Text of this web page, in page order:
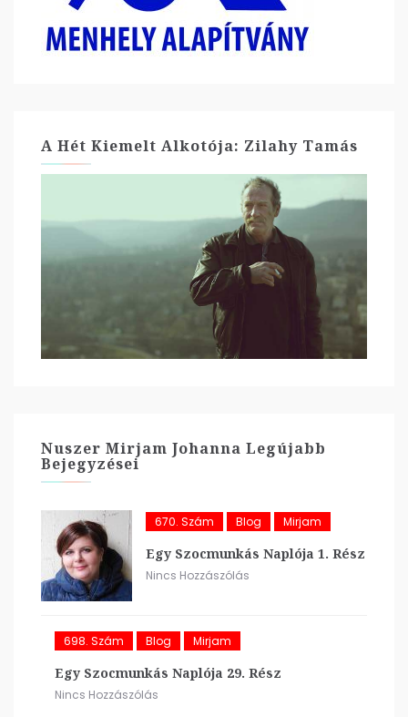
A Hét Kiemelt Alkotója: Zilahy Tamás
Nuszer Mirjam Johanna Legújabb
Bejegyzései
670. Szám Blog Mirjam
Egy Szocmunkás Naplója 1. Rész
Nincs Hozzászólás
698. Szám Blog Mirjam
Egy Szocmunkás Naplója 29. Rész
Nincs Hozzászólás